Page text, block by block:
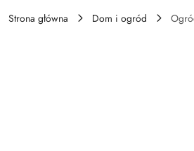
Strona główna Dom i ogród